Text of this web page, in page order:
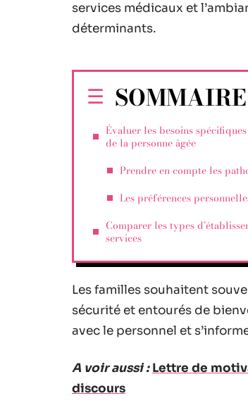
services médicaux et
déterminants.
SOMMAIRE
Évaluer les besoins
de la personne âgée
Prendre en compte les
Les préférences
Comparer les types
services
Les familles souhaitent
sécurité et entourés de
avec le personnel et
A voir aussi : Lettre de
discours